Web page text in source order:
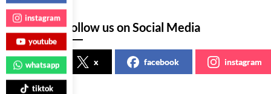
Follow us on Social Media
x facebook instagram
instagram
youtube
whatsapp
tiktok